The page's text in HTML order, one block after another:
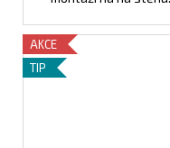
AKCE
TIP